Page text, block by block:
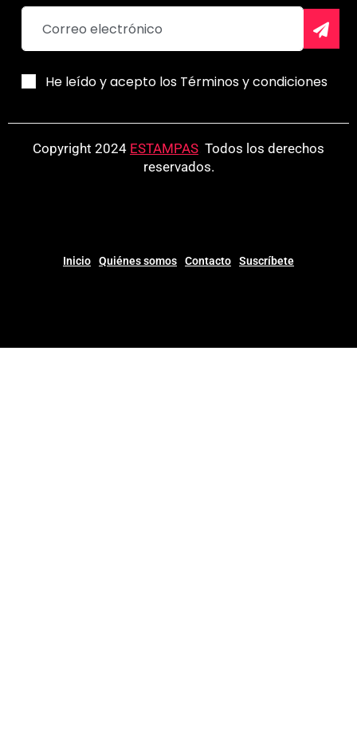
He leído y acepto los Términos y condiciones
Copyright 2024 ESTAMPAS Todos los derechos
reservados.
Inicio Quiénes somos Contacto Suscríbete